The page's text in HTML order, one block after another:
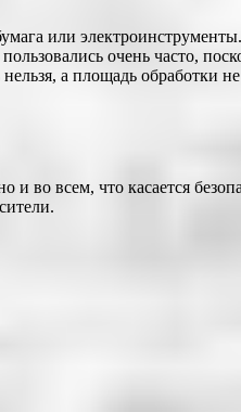
или
очень часто,
а площадь обработки
и во всем, что касается